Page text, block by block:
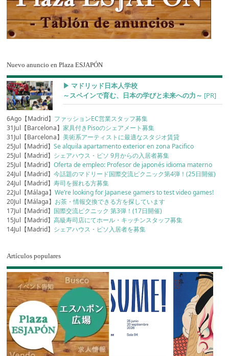
Nuevo anuncio en Plaza ESJAPÓN
▶︎ マドリッド日本人学校
～スペインで育む、日本の学びと未来への力～ [PR]
6Ago【Madrid】 ファッションEC営業スタッフ募集
31Jul【Barcelona】家具付きPisoのシェアメート募集
31Jul【Barcelona】美術系アーティストに最適なスタジオ賃貸
25Jul【Madrid】Se alquila apartamento exterior en zona Pacifico
25Jul【Madrid】 シェアハウス・ピソ 9月からの入居者募集
25Jul【Madrid】Oferta de empleo: Profesor de japonés idioma materno
24Jul【Madrid】今話題のマドリード国際交流ピクニック第4弾！(25日開催)
24Jul【Madrid】寿司を握れる方募集
22Jul【Málaga】We’re looking for Japanese gamers to test video games!
20Jul【Málaga】 お茶・情報交換できる方を探しています
17Jul【Madrid】 国際交流ピクニック 第3弾！(17日開催)
15Jul【Madrid】高級寿司店にてホール・キッチンスタッフ募集
14Jul【Madrid】 シェアハウス・ピソ入居者を募集
Artículos populares